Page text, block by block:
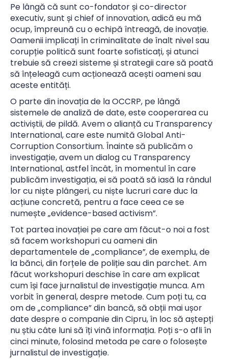
Pe lângă că sunt co-fondator și co-director
executiv, sunt și chief of innovation, adică eu mă
ocup, împreună cu o echipă întreagă, de inovație.
Oamenii implicați în criminalitate de înalt nivel sau
corupție politică sunt foarte sofisticați, și atunci
trebuie să creezi sisteme și strategii care să poată
să înțeleagă cum acționează acești oameni sau
aceste entități.
O parte din inovația de la OCCRP, pe lângă
sistemele de analiză de date, este cooperarea cu
activiștii, de pildă. Avem o alianță cu Transparency
International, care este numită Global Anti-
Corruption Consortium. Înainte să publicăm o
investigație, avem un dialog cu Transparency
International, astfel încât, în momentul în care
publicăm investigația, ei să poată să iasă la rândul
lor cu niște plângeri, cu niște lucruri care duc la
acțiune concretă, pentru a face ceea ce se
numește „evidence-based activism”.
Tot partea inovației pe care am făcut-o noi a fost
să facem workshopuri cu oameni din
departamentele de „compliance”, de exemplu, de
la bănci, din forțele de poliție sau din parchet. Am
făcut workshopuri deschise în care am explicat
cum își face jurnalistul de investigație munca. Am
vorbit în general, despre metode. Cum poți tu, ca
om de „compliance” din bancă, să obții mai ușor
date despre o companie din Cipru, în loc să aștepți
nu știu câte luni să îți vină informația. Poți s-o afli în
cinci minute, folosind metoda pe care o folosește
jurnalistul de investigație.